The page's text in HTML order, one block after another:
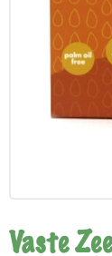
Vaste